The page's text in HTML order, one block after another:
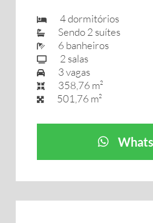
4 dormitórios
Sendo 2 suítes
6 banheiros
2 salas
3 vagas
358,76 m²
501,76 m²